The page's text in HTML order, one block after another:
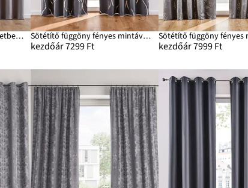
Sötétítő függöny, több méretben (1 db) Sötétítő függöny fényes mintával (1 db)
kezdőár 7299 Ft kezdőár 7999 Ft